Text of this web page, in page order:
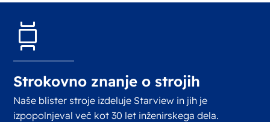
Strokovno znanje o strojih
Naše blister stroje izdeluje Starview in jih je
izpopolnjeval več kot 30 let inženirskega dela.